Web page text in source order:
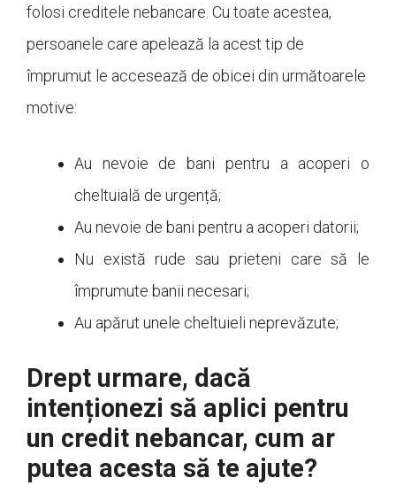
folosi creditele nebancare. Cu toate acestea,
persoanele care apelează la acest tip de
împrumut le accesează de obicei din următoarele
motive:
Au nevoie de bani pentru a acoperi o
cheltuială de urgență;
Au nevoie de bani pentru a acoperi datorii;
Nu există rude sau prieteni care să le
împrumute banii necesari;
Au apărut unele cheltuieli neprevăzute;
Drept urmare, dacă
intenționezi să aplici pentru
un credit nebancar, cum ar
putea acesta să te ajute?